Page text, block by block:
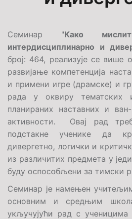
Семинар "Како
интердисциплинарно и
број: 464, реализује се више
развијање компетенција
и примени игре (драмске) и
рада у оквиру тематских
планираних наставних и ван-
активности. Овај рад
подстакне ученике да
дивергетно, логички и
из различитих предмета у
буду оспособљени за тимски
Семинар је намењен
основним и средњим
укључујући рад с ученицима